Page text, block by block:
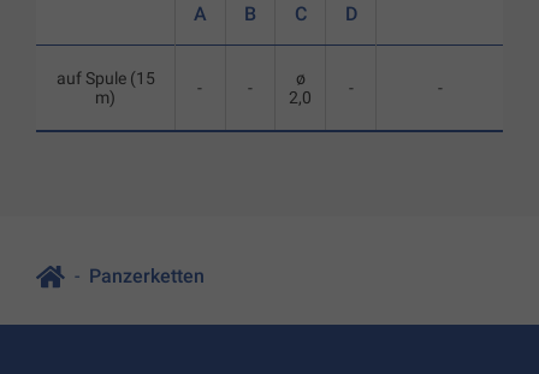
auf Spule (15
m)
A B C D
- -
ø
2,0
- -
Panzerketten